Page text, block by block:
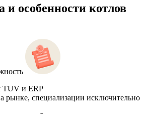
и особенности котлов
TUV и ERP
рынке, специализации исключительно